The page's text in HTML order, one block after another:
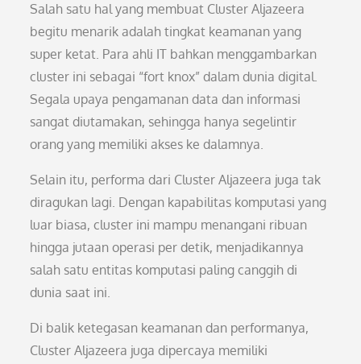
Salah satu hal yang membuat Cluster Aljazeera
begitu menarik adalah tingkat keamanan yang
super ketat. Para ahli IT bahkan menggambarkan
cluster ini sebagai “fort knox” dalam dunia digital.
Segala upaya pengamanan data dan informasi
sangat diutamakan, sehingga hanya segelintir
orang yang memiliki akses ke dalamnya.
Selain itu, performa dari Cluster Aljazeera juga tak
diragukan lagi. Dengan kapabilitas komputasi yang
luar biasa, cluster ini mampu menangani ribuan
hingga jutaan operasi per detik, menjadikannya
salah satu entitas komputasi paling canggih di
dunia saat ini.
Di balik ketegasan keamanan dan performanya,
Cluster Aljazeera juga dipercaya memiliki